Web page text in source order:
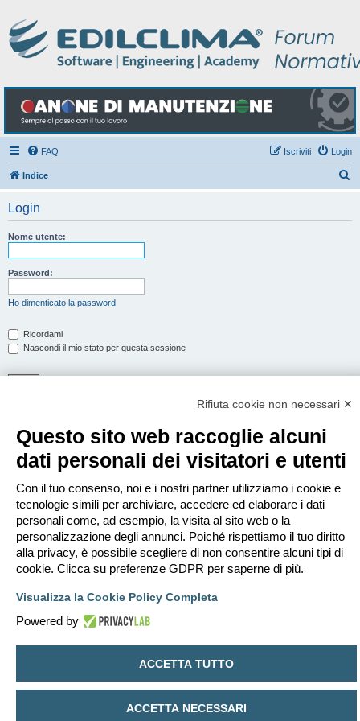
FAQ Login
Iscriviti
Indice
Login
Nome utente:
Password:
Ho dimenticato la password
Ricordami
Nascondi il mio stato per questa sessione
Per eseguire il login devi essere registrato. La registrazione richiede solo
pochi secondi e garantisce l’accesso alle funzioni avanzate. L’amministratore
può anche dare permessi speciali agli utenti. Prima di eseguire il login
assicurati di aver letto i termini d’uso e le varie regole.
Condizioni d’uso
Trattamento dei dati personali
Indice Tutti gli orari sono
Cancella cookie
Contattaci
Creato daphpBB® Forum Software © phpBB Limited
Traduzione Italiana
Rifiuta cookie non necessari ✕
Questo sito web raccoglie alcuni
dati personali dei visitatori e utenti
Con il tuo consenso, noi e i nostri partner utilizziamo i cookie e
tecnologie simili per archiviare, accedere ed elaborare i dati
personali come, ad esempio, la visita al sito web o la
personalizzazione degli annunci. Poiché rispettiamo il tuo diritto
alla privacy, è possibile scegliere di non consentire alcuni tipi di
cookie. Clicca su preferenze GDPR per saperne di più.
Visualizza la Cookie Policy Completa
Powered by
ACCETTA TUTTO
ACCETTA NECESSARI